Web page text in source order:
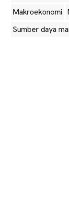
Makroekonomi
Sumber daya